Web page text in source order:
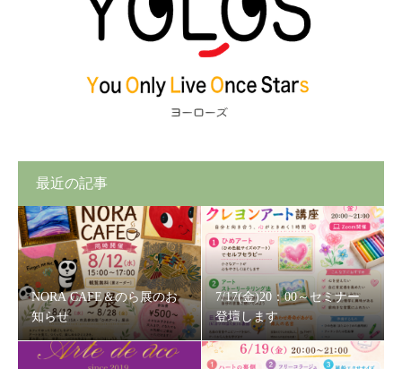
最近の記事
NORA CAFE＆のら展のお
知らせ
7/17(金)20：00～セミナー
登壇します